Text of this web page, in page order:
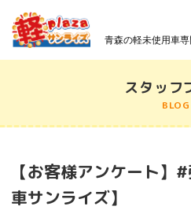
青森の軽未使用車
スタッフ
BLOG
【お客様アンケート】
車サンライズ】